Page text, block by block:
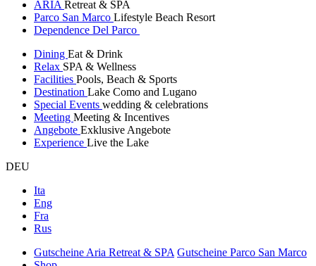
ARIA Retreat & SPA
Parco San Marco Lifestyle Beach Resort
Dependence Del Parco
Dining Eat & Drink
Relax SPA & Wellness
Facilities Pools, Beach & Sports
Destination Lake Como and Lugano
Special Events wedding & celebrations
Meeting Meeting & Incentives
Angebote Exklusive Angebote
Experience Live the Lake
DEU
Ita
Eng
Fra
Rus
Gutscheine Aria Retreat & SPA Gutscheine Parco San Marco